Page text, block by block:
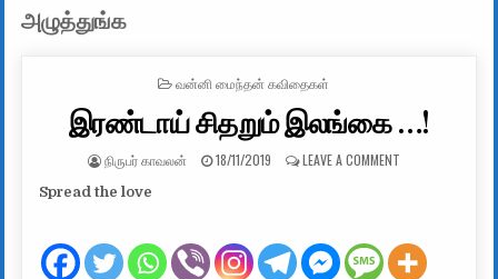
அழுத்துங்க
POSTED IN
வன்னி மைந்தன் கவிதைகள்
இரண்டாய் சிதறும் இலங்கை …!
AUTHOR:
நிருபர் காவலன் PUBLISHED DATE:
18/11/2019 LEAVE A COMMENTON இரண்டாய்
Spread the love